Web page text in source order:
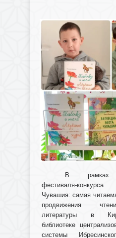
В рамках
фестиваля-конкурса
Чувашия: самая
продвижения
литературы в
библиотеке
системы